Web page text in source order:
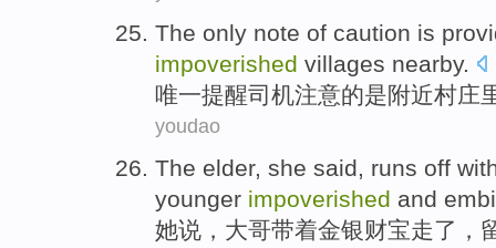
The only note of caution is
impoverished villages nearby.
唯一提醒司机注意的是附近村庄
youdao
The elder, she said, runs off
younger impoverished and
她说 ， 大哥带着金银财宝走了，